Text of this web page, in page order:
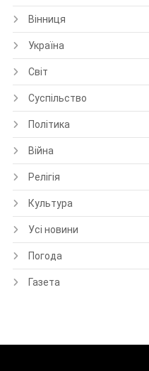
Вінниця
Україна
Світ
Суспільство
Політика
Війна
Релігія
Культура
Усі новини
Погода
Газета